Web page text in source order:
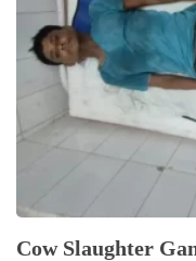
Cow Slaughter